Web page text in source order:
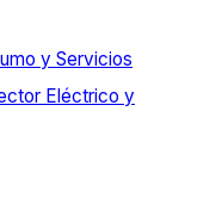
y Servicios
Eléctrico y